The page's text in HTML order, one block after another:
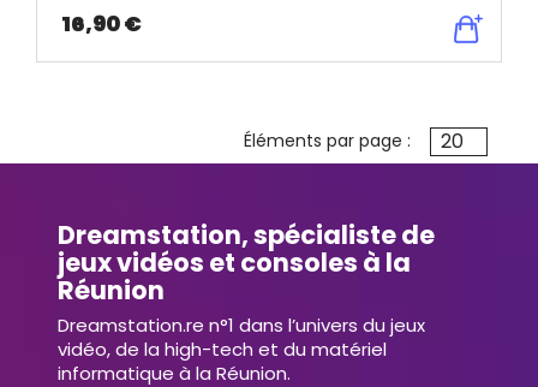
16,90 €
Éléments par page : 20
Dreamstation, spécialiste de
jeux vidéos et consoles à la
Réunion
Dreamstation.re n°1 dans l’univers du jeux
vidéo, de la high-tech et du matériel
informatique à la Réunion.